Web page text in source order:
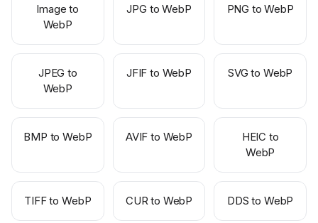
Image to
WebP
JPG to WebP PNG to WebP
JPEG to
WebP
JFIF to WebP SVG to WebP
BMP to WebP AVIF to WebP
HEIC to
WebP
TIFF to WebP CUR to WebP DDS to WebP